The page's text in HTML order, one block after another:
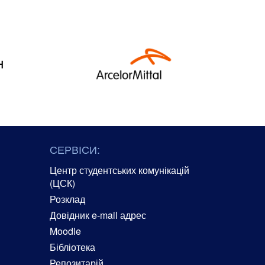
СЕРВІСИ:
Центр студентських комунікацій
(ЦСК)
Розклад
Довідник e-mail адрес
Moodle
Бібліотека